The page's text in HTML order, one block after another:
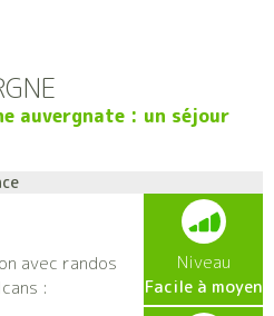
auvergnate : un séjour
:
avec randos
:
Niveau
Facile à moyen